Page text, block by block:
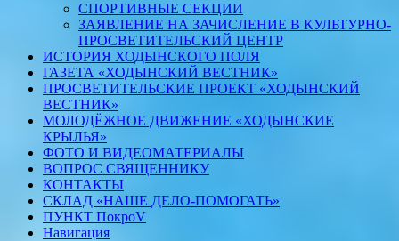
СПОРТИВНЫЕ СЕКЦИИ
ЗАЯВЛЕНИЕ НА ЗАЧИСЛЕНИЕ В КУЛЬТУРНО-
ПРОСВЕТИТЕЛЬСКИЙ ЦЕНТР
ИСТОРИЯ ХОДЫНСКОГО ПОЛЯ
ГАЗЕТА «ХОДЫНСКИЙ ВЕСТНИК»
ПРОСВЕТИТЕЛЬСКИЕ ПРОЕКТ «ХОДЫНСКИЙ
ВЕСТНИК»
МОЛОДЁЖНОЕ ДВИЖЕНИЕ «ХОДЫНСКИЕ
КРЫЛЬЯ»
ФОТО И ВИДЕОМАТЕРИАЛЫ
ВОПРОС СВЯЩЕННИКУ
КОНТАКТЫ
СКЛАД «НАШЕ ДЕЛО-ПОМОГАТЬ»
ПУНКТ ПокроV
Навигация